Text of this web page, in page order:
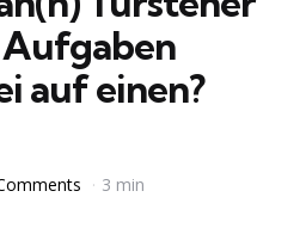
auf einen?
3 min